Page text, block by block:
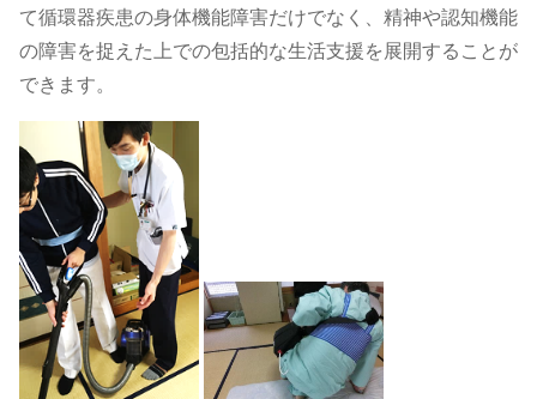
て循環器疾患の身体機能障害だけでなく、精神や認知機能
の障害を捉えた上での包括的な生活支援を展開することが
できます。